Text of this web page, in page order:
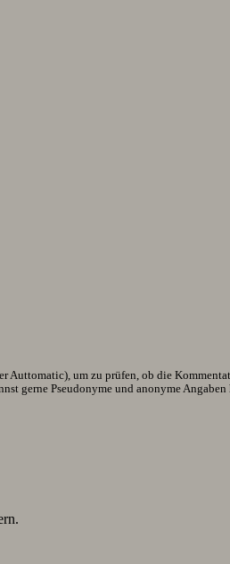
um zu prüfen, ob die
gerne Pseudonyme und anonyme Angaben